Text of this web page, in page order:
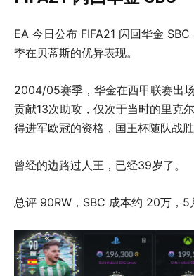
EA 今日公布 FIFA21 闪回华金
季在贝蒂斯的优异表现。
2004/05赛季，华金在西甲联赛出
贡献13次助攻，仅次于当时的里克
得进军欧冠的资格，国王杯随队战胜
曾经的边路过人王，已经39岁了。
总评 90RW，SBC 成本约 20万，5